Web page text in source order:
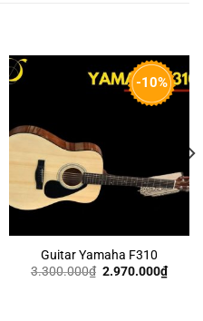
-10%
Guitar Yamaha F310
3.300.000₫ Giá
2.970.000₫Giá
hiện